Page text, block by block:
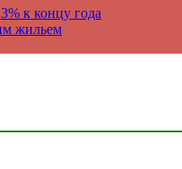
к концу года
жильем